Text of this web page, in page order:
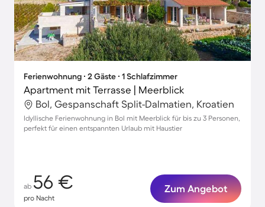
Ferienwohnung ∙ 2 Gäste ∙ 1 Schlafzimmer
Apartment mit Terrasse | Meerblick
Bol, Gespanschaft Split-Dalmatien, Kroatien
Idyllische Ferienwohnung in Bol mit Meerblick für bis zu 3 Personen,
perfekt für einen entspannten Urlaub mit Haustier
ab 56 €
pro Nacht
Zum Angebot